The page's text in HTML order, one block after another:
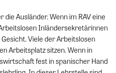
Ausländer. Wenn im RAV eine
Inländersekretärinnen
Viele der Arbeitslosen
Arbeitsplatz sitzen. Wenn in
fest in spanischer Hand